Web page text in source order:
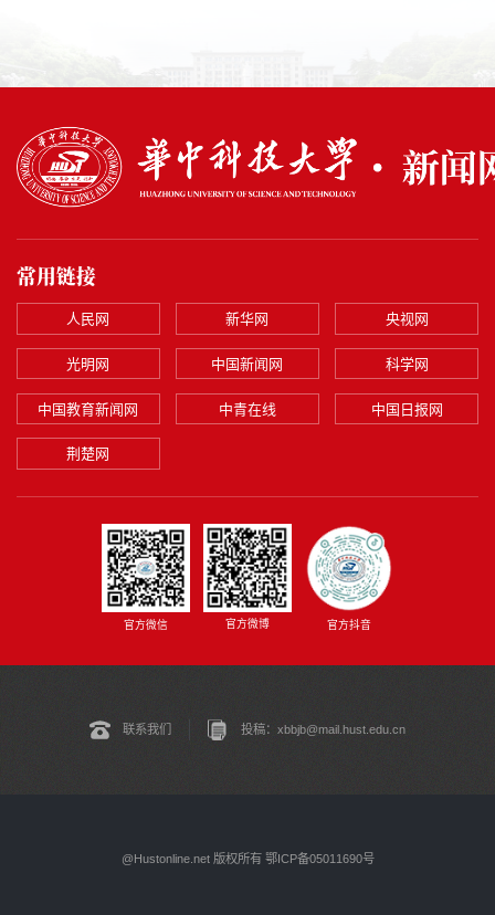
常用链接
人民网 新华网 央视网
光明网 中国新闻网 科学网
中国教育新闻网 中青在线 中国日报网
荆楚网
官方微信 官方微博 官方抖音
联系我们 投稿：xbbjb@mail.hust.edu.cn
@Hustonline.net 版权所有 鄂ICP备05011690号